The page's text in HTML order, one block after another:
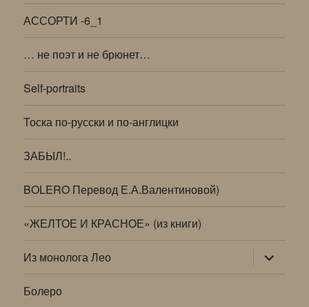
АССОРТИ -6_1
… не поэт и не брюнет…
Self-portraits
Тоска по-русски и по-англицки
ЗАБЫЛ!..
BOLERO Перевод Е.А.Валентиновой)
«ЖЕЛТОЕ И КРАСНОЕ» (из книги)
Из монолога Лео раскрыть
дочернее
меню
Болеро